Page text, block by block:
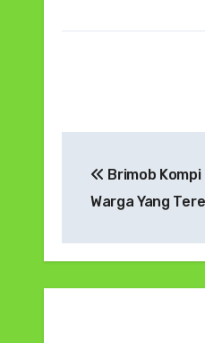
pos Brimob
Warga Yang